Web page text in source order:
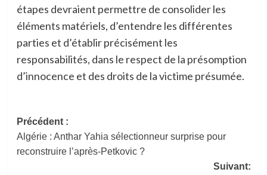
étapes devraient permettre de consolider les
éléments matériels, d’entendre les différentes
parties et d’établir précisément les
responsabilités, dans le respect de la présomption
d’innocence et des droits de la victime présumée.
Navigation
d’article
Précédent :
Algérie : Anthar Yahia sélectionneur surprise pour
reconstruire l’après-Petkovic ?
Suivant: